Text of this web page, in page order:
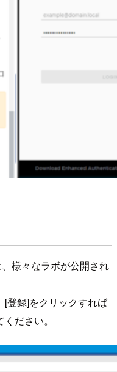
様々なラボが公開され
登録]をクリックすれば
ださい。